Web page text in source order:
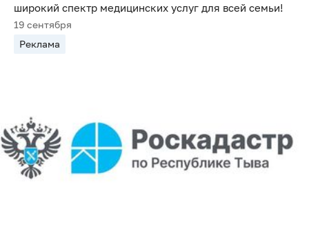
широкий спектр медицинских услуг для всей семьи!
19 сентября
Реклама